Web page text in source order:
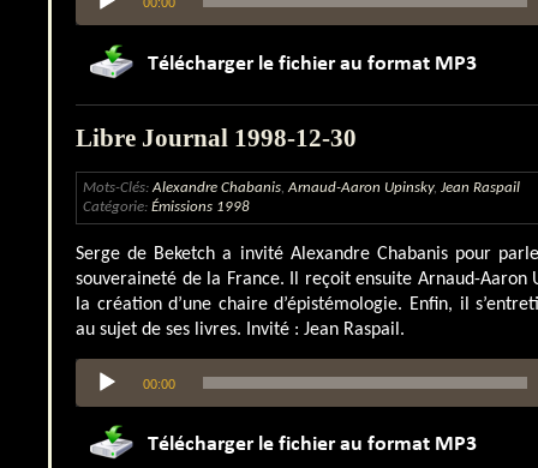
audio
00:00
Libre Journal 1998-12-30
Mots-Clés:Alexandre Chabanis,Arnaud-Aaron Upinsky, Jean Raspail
Catégorie: Émissions 1998
Serge de Beketch a invité Alexandre Chabanis pour
souveraineté de la France. Il reçoit ensuite Arnaud-Aaron
la création d’une chaire d’épistémologie. Enfin, il
au sujet de ses livres. Invité : Jean Raspail.
Lecteur
audio
00:00